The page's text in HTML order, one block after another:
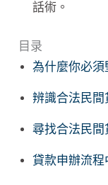
話術。
目录
為什麼你必須
辨識合法民間
尋找合法民間
貸款申辦流程